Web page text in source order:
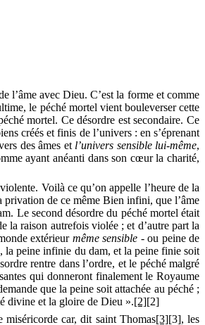
l’âme avec Dieu. C’est la forme et comme
le péché mortel vient bouleverser cette
mortel. Ce désordre est secondaire. Ce
créés et finis de l’univers : en s’éprenant
des âmes et l’univers sensible lui-même,
ayant anéanti dans son cœur la charité,
violente. Voilà ce qu’on appelle l’heure de la
de ce même Bien infini, que l’âme
Le second désordre du péché mortel était
la raison autrefois violée ; et d’autre part la
extérieur même sensible -ou peine de
la peine infinie du dam, et la peine finie soit
rentre dans l’ordre, et le péché malgré
qui donneront finalement le Royaume
que la peine soit attachée au péché ;
divine et la gloire de Dieu ».[2][2]
miséricorde car,dit saint Thomas[3][3], les